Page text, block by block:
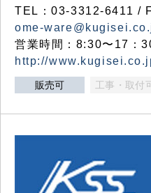
TEL：03-3312-6411 /
ome-
営業時間：8:30〜17：
http://
販売可 工事・取付